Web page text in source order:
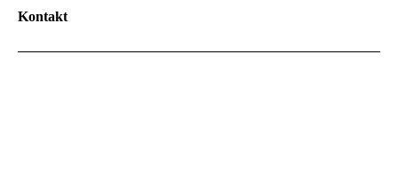
Kontakt